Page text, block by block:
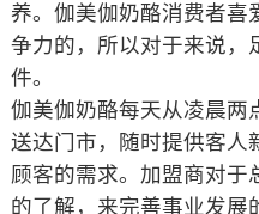
养。伽美伽奶酪消费者喜
争力的，所以对于来说，
件。
伽美伽奶酪每天从凌晨两
送达门市，随时提供客人
顾客的需求。加盟商对于
的了解，来完善事业发展